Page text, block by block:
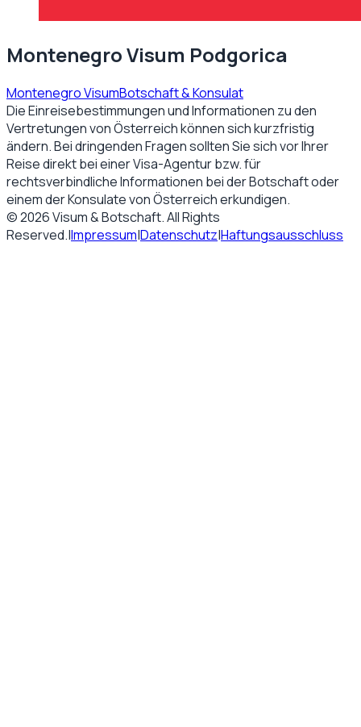
Montenegro Visum Podgorica
Montenegro VisumBotschaft & Konsulat
Die Einreisebestimmungen und Informationen zu den
Vertretungen vonÖsterreichkönnen sich kurzfristig
ändern. Bei dringenden Fragen sollten Sie sich vor Ihrer
Reise direkt bei einer Visa-Agentur bzw. für
rechtsverbindliche Informationen bei der Botschaft oder
einem der Konsulate vonÖsterreicherkundigen.
©2026Visum & Botschaft. All Rights
Reserved.|Impressum|Datenschutz|Haftungsausschluss